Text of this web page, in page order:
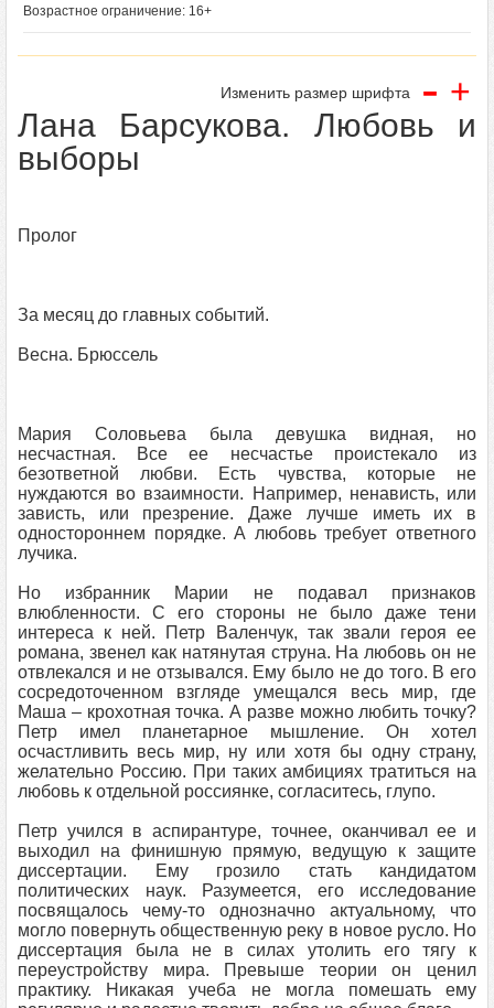
Возрастное ограничение: 16+
Изменить размер шрифта - +
Лана Барсукова. Любовь и
выборы
Пролог
За месяц до главных событий.
Весна. Брюссель
Мария Соловьева была девушка видная, но
несчастная. Все ее несчастье проистекало из
безответной любви. Есть чувства, которые не
нуждаются во взаимности. Например, ненависть, или
зависть, или презрение. Даже лучше иметь их в
одностороннем порядке. А любовь требует ответного
лучика.
Но избранник Марии не подавал признаков
влюбленности. С его стороны не было даже тени
интереса к ней. Петр Валенчук, так звали героя ее
романа, звенел как натянутая струна. На любовь он не
отвлекался и не отзывался. Ему было не до того. В его
сосредоточенном взгляде умещался весь мир, где
Маша – крохотная точка. А разве можно любить точку?
Петр имел планетарное мышление. Он хотел
осчастливить весь мир, ну или хотя бы одну страну,
желательно Россию. При таких амбициях тратиться на
любовь к отдельной россиянке, согласитесь, глупо.
Петр учился в аспирантуре, точнее, оканчивал ее и
выходил на финишную прямую, ведущую к защите
диссертации. Ему грозило стать кандидатом
политических наук. Разумеется, его исследование
посвящалось чему-то однозначно актуальному, что
могло повернуть общественную реку в новое русло. Но
диссертация была не в силах утолить его тягу к
переустройству мира. Превыше теории он ценил
практику. Никакая учеба не могла помешать ему